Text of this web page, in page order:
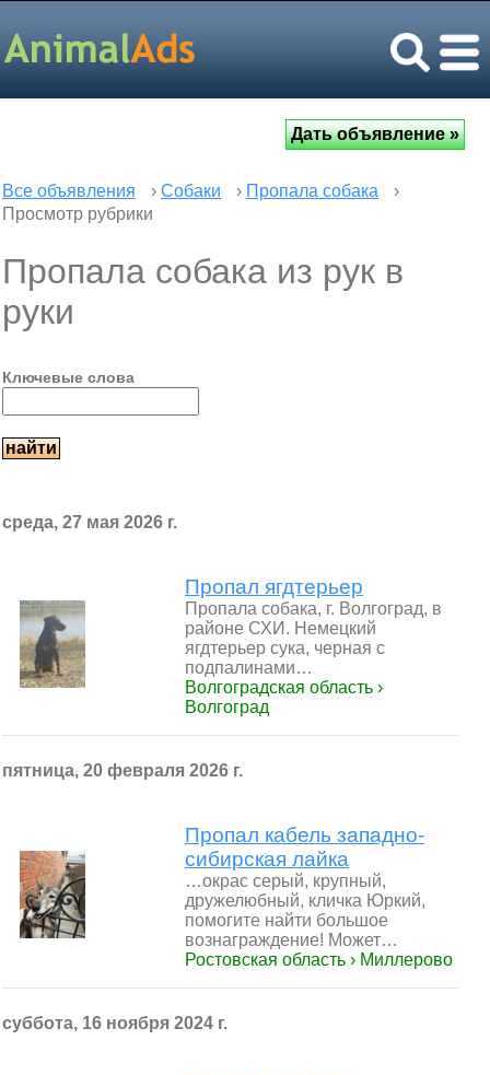
Все объявления › Собаки › Пропала собака
›
Просмотр рубрики
Пропала собака из рук в
руки
Ключевые слова
среда, 27 мая 2026 г.
Пропал ягдтерьер
Пропала собака, г. Волгоград, в
районе СХИ. Немецкий
ягдтерьер сука, черная с
подпалинами…
Волгоградская область ›
Волгоград
пятница, 20 февраля 2026 г.
Пропал кабель западно-
сибирская лайка
…окрас серый, крупный,
дружелюбный, кличка Юркий,
помогите найти большое
вознаграждение! Может…
Ростовская область › Миллерово
суббота, 16 ноября 2024 г.